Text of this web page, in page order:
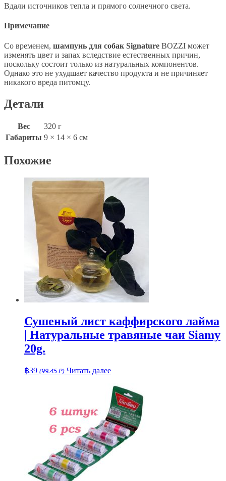
Вдали источников тепла и прямого солнечного света.
Примечание
Со временем, шампунь для собак Signature BOZZI может
изменять цвет и запах вследствие естественных причин,
поскольку состоит только из натуральных компонентов.
Однако это не ухудшает качество продукта и не причиняет
никакого вреда питомцу.
Детали
Вес
320 г
Габариты 9 × 14 × 6 см
Похожие
Сушеный лист каффирского лайма
| Натуральные травяные чаи Siamy
20g.
฿39 (99.45 ₽) Читать далее